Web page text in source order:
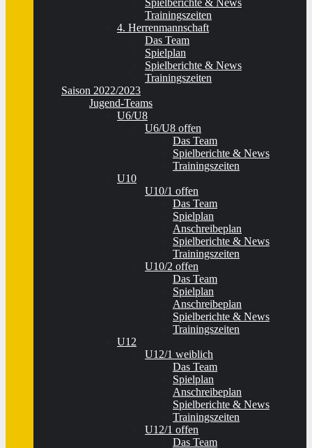
Spielberichte & News
Trainingszeiten
4. Herrenmannschaft
Das Team
Spielplan
Spielberichte & News
Trainingszeiten
Saison 2022/2023
Jugend-Teams
U6/U8
U6/U8 offen
Das Team
Spielberichte & News
Trainingszeiten
U10
U10/1 offen
Das Team
Spielplan
Anschreibeplan
Spielberichte & News
Trainingszeiten
U10/2 offen
Das Team
Spielplan
Anschreibeplan
Spielberichte & News
Trainingszeiten
U12
U12/1 weiblich
Das Team
Spielplan
Anschreibeplan
Spielberichte & News
Trainingszeiten
U12/1 offen
Das Team